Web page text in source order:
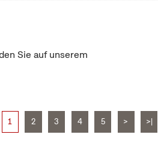
Sie auf unserem
1 2 3 4 5 > >|